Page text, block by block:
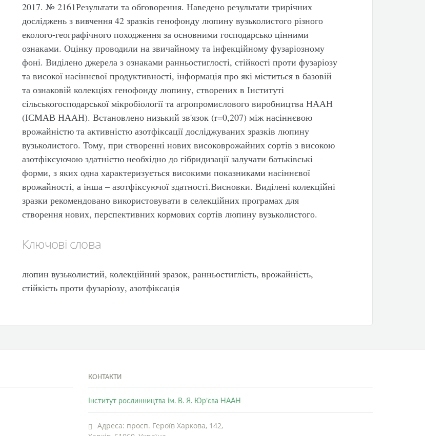
2017. № 2161Результати та обговорення. Наведено результати трирічних
досліджень з вивчення 42 зразків генофонду люпину вузьколистого різного
еколого-географічного походження за основними господарсько цінними
ознаками. Оцінку проводили на звичайному та інфекційному фузаріозному
фоні. Виділено джерела з ознаками ранньостиглості, стійкості проти фузаріозу
та високої насіннєвої продуктивності, інформація про які міститься в базовій
та ознаковій колекціях генофонду люпину, створених в Інституті
сільськогосподарської мікробіології та агропромислового виробництва НААН
(ІСМАВ НААН). Встановлено низький зв'язок (r=0,207) між насіннєвою
врожайністю та активністю азотфіксації досліджуваних зразків люпину
вузьколистого. Тому, при створенні нових високоврожайних сортів з високою
азотфіксуючою здатністю необхідно до гібридизації залучати батьківські
форми, з яких одна характеризується високими показниками насіннєвої
врожайності, а інша – азотфіксуючої здатності.Висновки. Виділені колекційні
зразки рекомендовано використовувати в селекційних програмах для
створення нових, перспективних кормових сортів люпину вузьколистого.
Ключові слова
люпин вузьколистий, колекційний зразок, ранньостиглість, врожайність,
стійкість проти фузаріозу, азотфіксація
КОНТАКТИ
Інститут рослинництва ім. В. Я. Юр’єва НААН
Адреса: просп. Героїв Харкова, 142,